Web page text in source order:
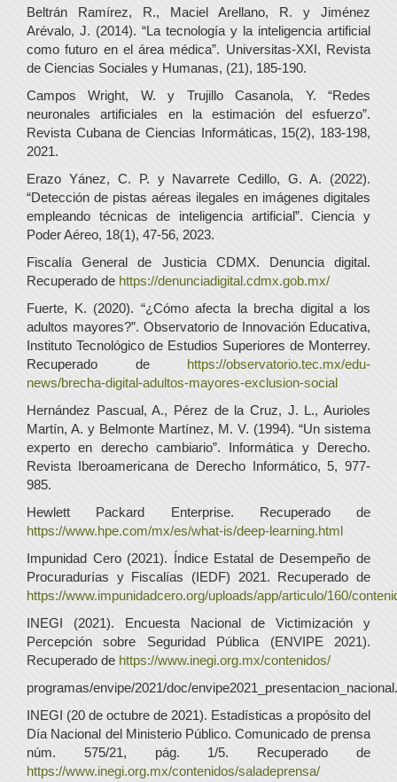
Beltrán Ramírez, R., Maciel Arellano, R. y Jiménez
Arévalo, J. (2014). “La tecnología y la inteligencia artificial
como futuro en el área médica”. Universitas-XXI, Revista
de Ciencias Sociales y Humanas, (21), 185-190.
Campos Wright, W. y Trujillo Casanola, Y. “Redes
neuronales artificiales en la estimación del esfuerzo”.
Revista Cubana de Ciencias Informáticas, 15(2), 183-198,
2021.
Erazo Yánez, C. P. y Navarrete Cedillo, G. A. (2022).
“Detección de pistas aéreas ilegales en imágenes digitales
empleando técnicas de inteligencia artificial”. Ciencia y
Poder Aéreo, 18(1), 47-56, 2023.
Fiscalía General de Justicia CDMX. Denuncia digital.
Recuperado de https://denunciadigital.cdmx.gob.mx/
Fuerte, K. (2020). “¿Cómo afecta la brecha digital a los
adultos mayores?”. Observatorio de Innovación Educativa,
Instituto Tecnológico de Estudios Superiores de Monterrey.
Recuperado de https://observatorio.tec.mx/edu-
news/brecha-digital-adultos-mayores-exclusion-social
Hernández Pascual, A., Pérez de la Cruz, J. L., Aurioles
Martín, A. y Belmonte Martínez, M. V. (1994). “Un sistema
experto en derecho cambiario”. Informática y Derecho.
Revista Iberoamericana de Derecho Informático, 5, 977-
985.
Hewlett Packard Enterprise. Recuperado de
https://www.hpe.com/mx/es/what-is/deep-learning.html
Impunidad Cero (2021). Índice Estatal de Desempeño de
Procuradurías y Fiscalías (IEDF) 2021. Recuperado de
https://www.impunidadcero.org/uploads/app/articulo/160/
INEGI (2021). Encuesta Nacional de Victimización y
Percepción sobre Seguridad Pública (ENVIPE 2021).
Recuperado de https://www.inegi.org.mx/contenidos/
programas/envipe/2021/doc/
INEGI (20 de octubre de 2021). Estadísticas a propósito del
Día Nacional del Ministerio Público. Comunicado de prensa
núm. 575/21, pág. 1/5. Recuperado de
https://www.inegi.org.mx/contenidos/saladeprensa/